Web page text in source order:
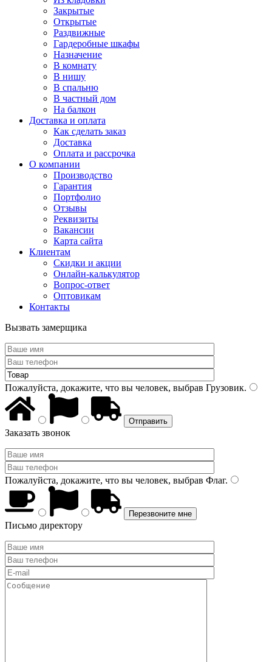
Закрытые
Открытые
Раздвижные
Гардеробные шкафы
Назначение
В комнату
В нишу
В спальню
В частный дом
На балкон
Доставка и оплата
Как сделать заказ
Доставка
Оплата и рассрочка
О компании
Производство
Гарантия
Портфолио
Отзывы
Реквизиты
Вакансии
Карта сайта
Клиентам
Скидки и акции
Онлайн-калькулятор
Вопрос-ответ
Оптовикам
Контакты
Вызвать замерщика
Пожалуйста, докажите, что вы человек, выбрав Грузовик.
Заказать звонок
Пожалуйста, докажите, что вы человек, выбрав Флаг.
Письмо директору